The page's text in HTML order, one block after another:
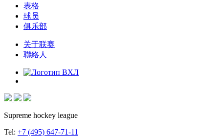
表格
球员
俱乐部
关于联赛
聯絡人
Supreme hockey league
Tel: +7 (495) 647-71-11